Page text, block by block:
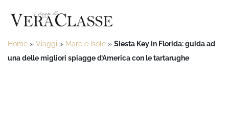
Home » Viaggi » Mare e Isole » Siesta Key in Florida: guida ad
una delle migliori spiagge d’America con le tartarughe